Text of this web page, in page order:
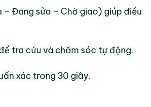
Đang sửa – Chờ giao) giúp điều
tra cứu và chăm sóc tự động.
xác trong 30 giây.